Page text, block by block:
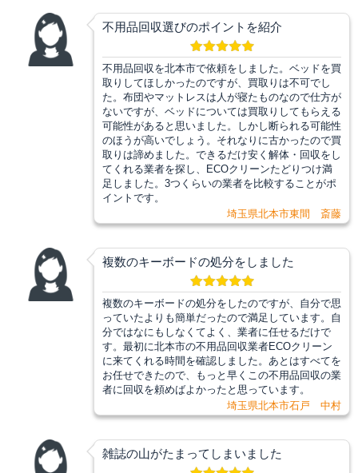
不用品回収選びのポイントを紹介
不用品回収を北本市で依頼をしました。ベッドを買
取りしてほしかったのですが、買取りは不可でし
た。布団やマットレスは人が寝たものなので仕方が
ないですが、ベッドについては買取りしてもらえる
可能性があると思いました。しかし断られる可能性
のほうが高いでしょう。それなりに古かったので買
取りは諦めました。できるだけ安く解体・回収をし
てくれる業者を探し、ECOクリーンたどりつけ満
足しました。3つくらいの業者を比較することがポ
イントです。
埼玉県北本市東間 斎藤
複数のキーボードの処分をしました
複数のキーボードの処分をしたのですが、自分で思
っていたよりも簡単だったので満足しています。自
分ではなにもしなくてよく、業者に任せるだけで
す。最初に北本市の不用品回収業者ECOクリーン
に来てくれる時間を確認しました。あとはすべてを
お任せできたので、もっと早くこの不用品回収の業
者に回収を頼めばよかったと思っています。
埼玉県北本市石戸 中村
雑誌の山がたまってしまいました